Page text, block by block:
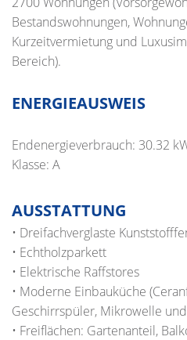
Bestandswohnungen,
Kurzeitvermietung und
Bereich).
ENERGIEAUSWEIS
Endenergieverbrauch: 30.32
Klasse: A
AUSSTATTUNG
• Dreifachverglaste
• Echtholzparkett
• Elektrische Raffstores
• Moderne Einbauküche
Geschirrspüler, Mikrowelle
• Freiflächen: Gartenanteil,